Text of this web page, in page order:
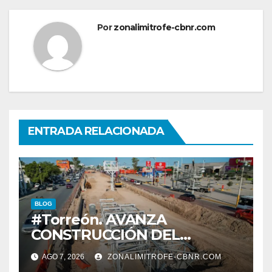
Porzonalimitrofe-cbnr.com
ENTRADA RELACIONADA
BLOG
#Torreón. AVANZA
CONSTRUCCIÓN DEL
SISTEMA VIAL ORIENTE,
SOBRE BULEVAR
AGO 7, 2026 ZONALIMITROFE-CBNR.COM